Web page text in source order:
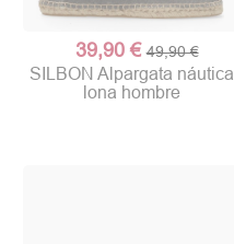
39,90 € 49,90 €
SILBON Alpargata náutica
lona hombre